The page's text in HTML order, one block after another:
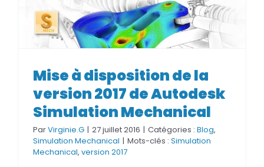
2017 de Autodesk Simulation
Mechanical
Mise à disposition de la
version 2017 de Autodesk
Simulation Mechanical
ParVirginie.G | 27 juillet 2016 | Catégories : Blog,
Simulation Mechanical | Mots-clés : Simulation
Mechanical, version 2017